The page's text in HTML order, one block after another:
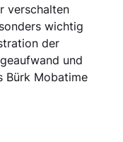
verschalten
wichtig
der
und
Bürk Mobatime